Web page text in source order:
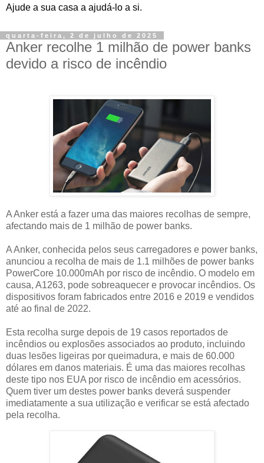
Ajude a sua casa a ajudá-lo a si.
quarta-feira, 2 de julho de 2025
Anker recolhe 1 milhão de power banks
devido a risco de incêndio
A Anker está a fazer uma das maiores recolhas de sempre,
afectando mais de 1 milhão de power banks.
A Anker, conhecida pelos seus carregadores e power banks,
anunciou a recolha de mais de 1.1 milhões de power banks
PowerCore 10.000mAh por risco de incêndio. O modelo em
causa, A1263, pode sobreaquecer e provocar incêndios. Os
dispositivos foram fabricados entre 2016 e 2019 e vendidos
até ao final de 2022.
Esta recolha surge depois de 19 casos reportados de
incêndios ou explosões associados ao produto, incluindo
duas lesões ligeiras por queimadura, e mais de 60.000
dólares em danos materiais. É uma das maiores recolhas
deste tipo nos EUA por risco de incêndio em acessórios.
Quem tiver um destes power banks deverá suspender
imediatamente a sua utilização e verificar se está afectado
pela recolha.